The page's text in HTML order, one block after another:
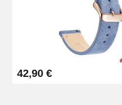
Boîte
19,90 €
Extracteur de
42,90 €